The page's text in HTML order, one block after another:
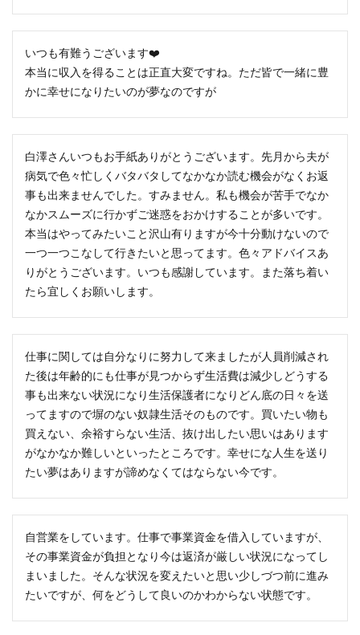
いつも有難うございます❤️
本当に収入を得ることは正直大変ですね。ただ皆で一緒に豊
かに幸せになりたいのが夢なのですが
白澤さんいつもお手紙ありがとうございます。先月から夫が
病気で色々忙しくバタバタしてなかなか読む機会がなくお返
事も出来ませんでした。すみません。私も機会が苦手でなか
なかスムーズに行かずご迷惑をおかけすることが多いです。
本当はやってみたいこと沢山有りますが今十分動けないので
一つ一つこなして行きたいと思ってます。色々アドバイスあ
りがとうございます。いつも感謝しています。また落ち着い
たら宜しくお願いします。
仕事に関しては自分なりに努力して来ましたが人員削減され
た後は年齢的にも仕事が見つからず生活費は減少しどうする
事も出来ない状況になり生活保護者になりどん底の日々を送
ってますので塀のない奴隷生活そのものです。買いたい物も
買えない、余裕すらない生活、抜け出したい思いはあります
がなかなか難しいといったところです。幸せにな人生を送り
たい夢はありますが諦めなくてはならない今です。
自営業をしています。仕事で事業資金を借入していますが、
その事業資金が負担となり今は返済が厳しい状況になってし
まいました。そんな状況を変えたいと思い少しづつ前に進み
たいですが、何をどうして良いのかわからない状態です。